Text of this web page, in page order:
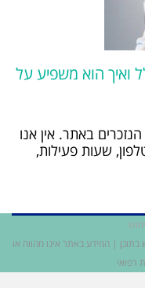
ואיך הוא משפיע על
באתר. אין אנו
שעות פעילות,
| המידע באתר אינו מהווה או
רפואי